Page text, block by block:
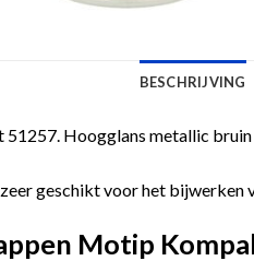
BESCHRIJVING
Hoogglans metallic
geschikt voor het bijwerken
Motip